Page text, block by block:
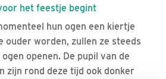
het feestje begint
hun ogen een kiertje
ouder worden, zullen ze steeds
openen. De pupil van de
zijn rond deze tijd ook donker